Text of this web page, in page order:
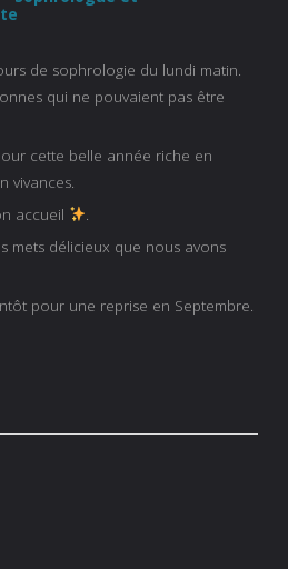
de sophrologie du lundi matin.
qui ne pouvaient pas être
cette belle année riche en
vivances.
accueil
mets délicieux que nous avons
pour une reprise en Septembre.